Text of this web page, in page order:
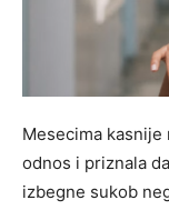
Mesecima kasnije
odnos i priznala
izbegne sukob